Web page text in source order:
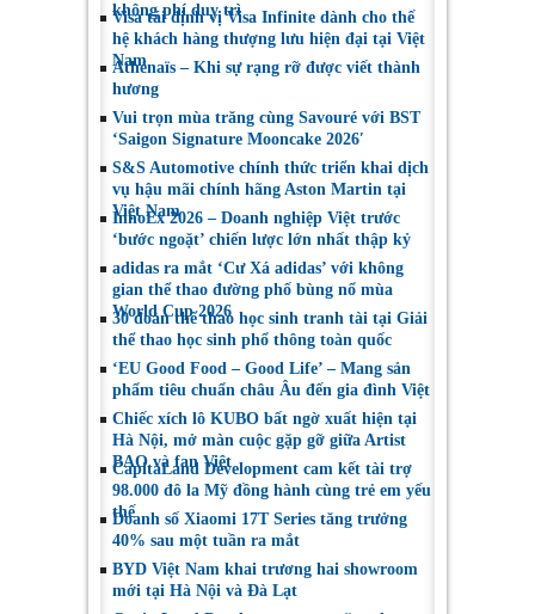
không phí duy trì
Visa tái định vị Visa Infinite dành cho thế
hệ khách hàng thượng lưu hiện đại tại Việt
Nam
Athénaïs – Khi sự rạng rỡ được viết thành
hương
Vui trọn mùa trăng cùng Savouré với BST
‘Saigon Signature Mooncake 2026′
S&S Automotive chính thức triển khai dịch
vụ hậu mãi chính hãng Aston Martin tại
Việt Nam
InnoEx 2026 – Doanh nghiệp Việt trước
‘bước ngoặt’ chiến lược lớn nhất thập kỷ
adidas ra mắt ‘Cư Xá adidas’ với không
gian thể thao đường phố bùng nổ mùa
World Cup 2026
30 đoàn thể thao học sinh tranh tài tại Giải
thể thao học sinh phổ thông toàn quốc
‘EU Good Food – Good Life’ – Mang sản
phẩm tiêu chuẩn châu Âu đến gia đình Việt
Chiếc xích lô KUBO bất ngờ xuất hiện tại
Hà Nội, mở màn cuộc gặp gỡ giữa Artist
BAO và fan Việt
CapitaLand Development cam kết tài trợ
98.000 đô la Mỹ đồng hành cùng trẻ em yếu
thế
Doanh số Xiaomi 17T Series tăng trưởng
40% sau một tuần ra mắt
BYD Việt Nam khai trương hai showroom
mới tại Hà Nội và Đà Lạt